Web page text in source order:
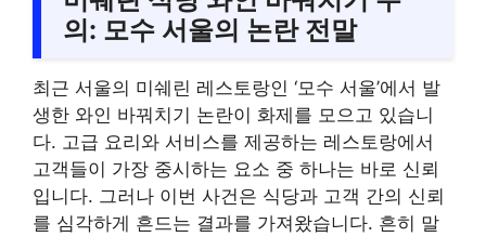
의: 모수 서울의 논란 전말
최근 서울의 미쉐린 레스토랑인 ‘모수 서울’에서 발
생한 와인 바꿔치기 논란이 화제를 모으고 있습니
다. 고급 요리와 서비스를 제공하는 레스토랑에서
고객들이 가장 중시하는 요소 중 하나는 바로 신뢰
입니다. 그러나 이번 사건은 식당과 고객 간의 신뢰
를 심각하게 흔드는 결과를 가져왔습니다. 흔히 말